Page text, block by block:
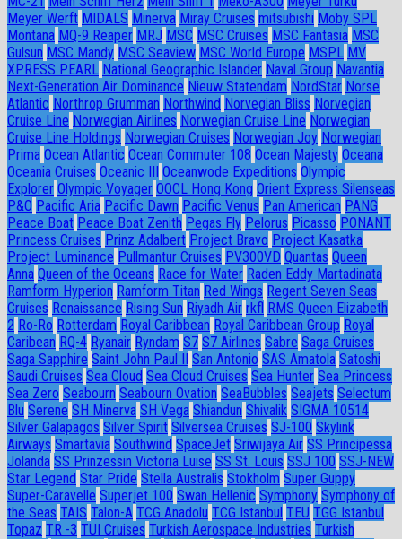
Meyer Werft MIDALS Minerva Miray Cruises mitsubishi Moby SPL
Montana MQ-9 Reaper MRJ MSC MSC Cruises MSC Fantasia MSC
Gulsun MSC Mandy MSC Seaview MSC World Europe MSPL MV
XPRESS PEARL National Geographic Islander Naval Group Navantia
Next-Generation Air Dominance Nieuw Statendam NordStar Norse
Atlantic Northrop Grumman Northwind Norvegian Bliss Norvegian
Cruise Line Norwegian Airlines Norwegian Cruise Line Norwegian
Cruise Line Holdings Norwegian Cruises Norwegian Joy Norwegian
Prima Ocean Atlantic Ocean Commuter 108 Ocean Majesty Oceana
Oceania Cruises Oceanic III Oceanwode Expeditions Olympic
Explorer Olympic Voyager OOCL Hong Kong Orient Express Silenseas
P&O Pacific Aria Pacific Dawn Pacific Venus Pan American PANG
Peace Boat Peace Boat Zenith Pegas Fly Pelorus Picasso PONANT
Princess Cruises Prinz Adalbert Project Bravo Project Kasatka
Project Luminance Pullmantur Cruises PV300VD Quantas Queen
Anna Queen of the Oceans Race for Water Raden Eddy Martadinata
Ramform Hyperion Ramform Titan Red Wings Regent Seven Seas
Cruises Renaissance Rising Sun Riyadh Air rkfl RMS Queen Elizabeth
2 Ro-Ro Rotterdam Royal Caribbean Royal Caribbean Group Royal
Caribean RQ-4 Ryanair Ryndam S7 S7 Airlines Sabre Saga Cruises
Saga Sapphire Saint John Paul II San Antonio SAS Amatola Satoshi
Saudi Cruises Sea Cloud Sea Cloud Cruises Sea Hunter Sea Princess
Sea Zero Seabourn Seabourn Ovation SeaBubbles Seajets Selectum
Blu Serene SH Minerva SH Vega Shiandun Shivalik SIGMA 10514
Silver Galapagos Silver Spirit Silversea Cruises SJ-100 Skylink
Airways Smartavia Southwind SpaceJet Sriwijaya Air SS Principessa
Jolanda SS Prinzessin Victoria Luise SS St. Louis SSJ 100 SSJ-NEW
Star Legend Star Pride Stella Australis Stokholm Super Guppy
Super-Caravelle Superjet 100 Swan Hellenic Symphony Symphony of
the Seas TAIS Talon-A TCG Anadolu TCG Istanbul TEU TGG Istanbul
Topaz TR -3 TUI Cruises Turkish Aerospace Industries Turkish